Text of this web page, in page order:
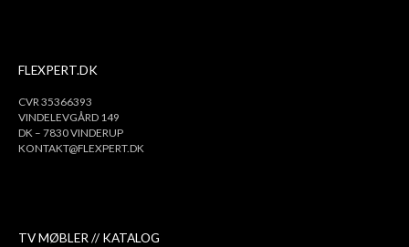
FLEXPERT.DK
CVR 35366393
VINDELEVGÅRD 149
DK – 7830 VINDERUP
KONTAKT@FLEXPERT.DK
TV MØBLER // KATALOG